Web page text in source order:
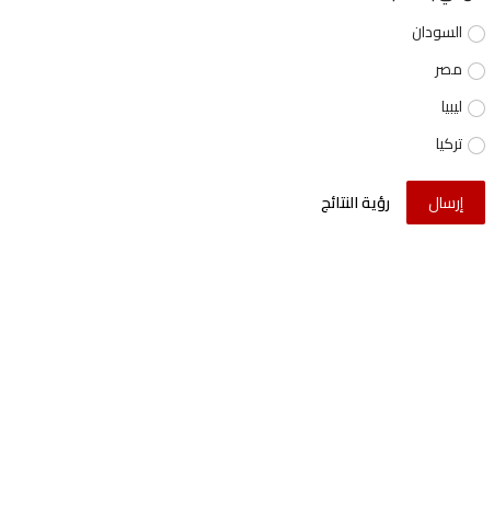
السودان
مصر
ليبيا
تركيا
إرسال رؤية النتائج